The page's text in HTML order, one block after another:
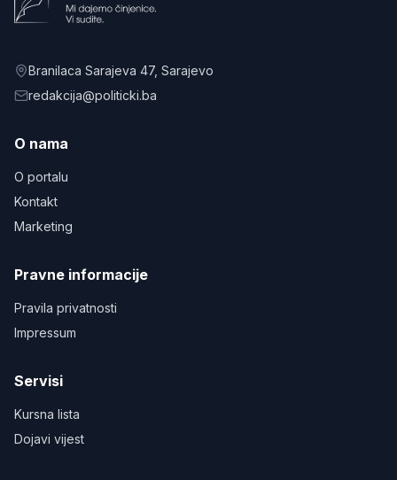
Branilaca Sarajeva 47, Sarajevo
redakcija@politicki.ba
O nama
O portalu
Kontakt
Marketing
Pravne informacije
Pravila privatnosti
Impressum
Servisi
Kursna lista
Dojavi vijest